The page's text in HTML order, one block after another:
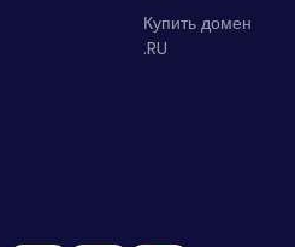
Купить домен
.RU